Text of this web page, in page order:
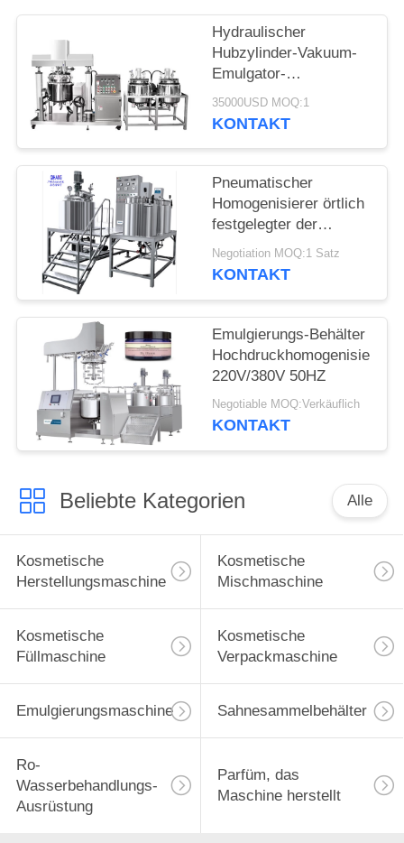
NACHRICHTEN
FÄLLE
Hydraulischer
Hubzylinder-Vakuum-
Emulgator-
Homogenisator für
homogene Mischung
35000USD MOQ:1
KONTAKT
Pneumatischer
Homogenisierer örtlich
festgelegter der
Vakuumhomogenisierer-
Emulgierungsmaschine
Negotiation MOQ:1 Satz
KONTAKT
Emulgierungs-Behälter
220V/380V 50HZ
Negotiable MOQ:Verkäuflich
KONTAKT
Beliebte Kategorien Alle
Kosmetische
Herstellungsmaschine
Kosmetische
Mischmaschine
Kosmetische
Füllmaschine
Kosmetische
Verpackmaschine
Emulgierungsmaschine Sahnesammelbehälter
Ro-
Wasserbehandlungs-
Ausrüstung
Parfüm, das
Maschine herstellt